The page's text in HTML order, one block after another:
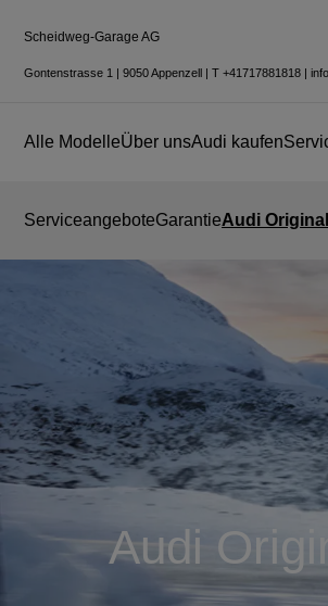
Scheidweg-Garage AG
Gontenstrasse 1 | 9050 Appenzell | T +41717881818 |
Alle ModelleÜber unsAudi kaufen
ServiceangeboteGarantieAudi
Audi